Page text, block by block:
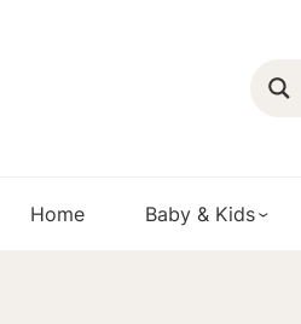
Home Baby & Kids